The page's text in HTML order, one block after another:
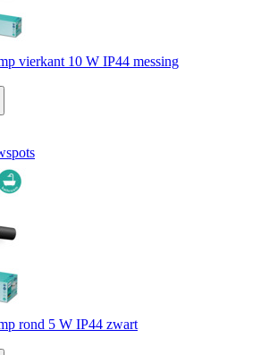
vierkant 10 W IP44 messing
rond 5 W IP44 zwart